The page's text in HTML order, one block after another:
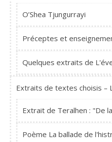
O’Shea Tjungurrayi
Préceptes et
Quelques extraits de
Extraits de textes choisis –
Extrait de Teralhen : "De
Poème La ballade de